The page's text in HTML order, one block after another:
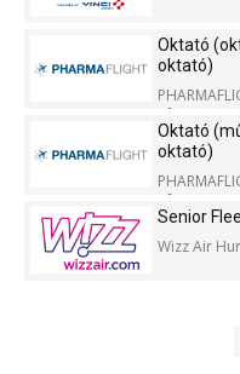
Oktató
oktató)
Kft.
Oktató
oktató)
Kft.
Senior
Wizz Air